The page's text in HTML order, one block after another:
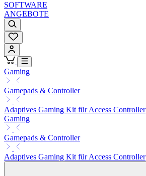
SOFTWARE
ANGEBOTE
Gaming
Gamepads & Controller
Adaptives Gaming Kit für Access Controller
Gaming
Gamepads & Controller
Adaptives Gaming Kit für Access Controller